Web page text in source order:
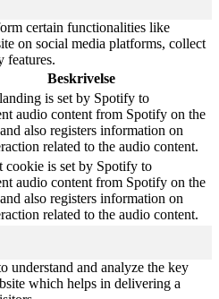
certain functionalities like
on social media platforms, collect
features.
Beskrivelse
is set by Spotify to
audio content from Spotify on the
also registers information on
related to the audio content.
cookie is set by Spotify to
audio content from Spotify on the
also registers information on
related to the audio content.
understand and analyze the key
which helps in delivering a